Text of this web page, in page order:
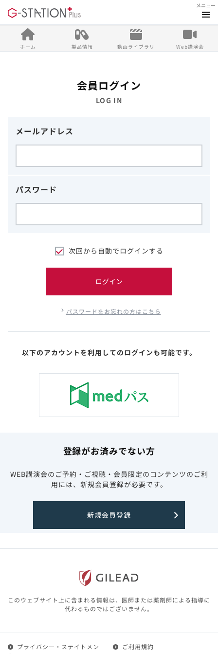
メニュー
ホーム 製品情報 動画ライブラリ Web講演会
会員ログイン
LOG IN
メールアドレス
パスワード
次回から自動でログインする
ログイン
パスワードをお忘れの方はこちら
以下のアカウントを利用してのログインも可能です。
登録がお済みでない方
WEB講演会のご予約・ご視聴・会員限定のコンテンツのご利
用には、新規会員登録が必要です。
新規会員登録
このウェブサイト上に含まれる情報は、医師または薬剤師による指導に
代わるものではございません。
プライバシー・ステイトメン
ご利用規約